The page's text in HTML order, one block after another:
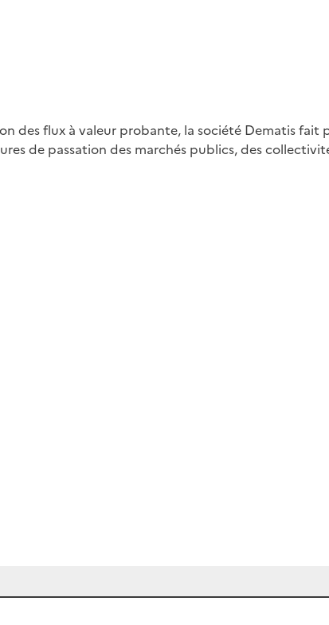
flux à valeur probante, la société Dematis fait
de passation des marchés publics, des